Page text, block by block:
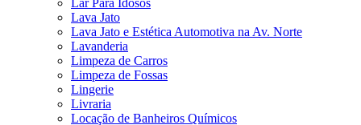
Lar Para Idosos
Lava Jato
Lava Jato e Estética Automotiva na Av. Norte
Lavanderia
Limpeza de Carros
Limpeza de Fossas
Lingerie
Livraria
Locação de Banheiros Químicos